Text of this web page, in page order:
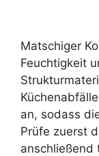
Matschiger
Feuchtigkeit
an, sodass
Prüfe zuerst
anschließend